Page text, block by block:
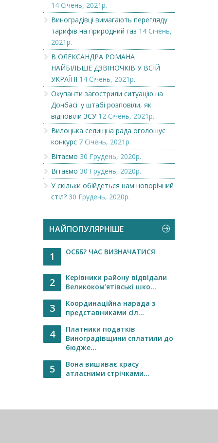
14 Січень, 2021р.
Виноградівці вимагають перегляду
тарифів на природний газ 14 Січень,
2021р.
В ОЛЕКСАНДРА РОМАНА
НАЙБІЛЬШЕ ДЗВІНОЧКІВ У ВСІЙ
УКРАЇНІ 14 Січень, 2021р.
Окупанти загострили ситуацію на
Донбасі: у штабі розповіли, як
відповіли ЗСУ 12 Січень, 2021р.
Вилоцька селищна рада оголошує
конкурс 7 Січень, 2021р.
Вітаємо 30 Грудень, 2020р.
Вітаємо 30 Грудень, 2020р.
У скільки обійдеться нам новорічний
стіл? 30 Грудень, 2020р.
НАЙПОПУЛЯРНІШЕ
1 ОСББ? ЧАС ВИЗНАЧАТИСЯ
2
Керівники району відвідали
Великоком’ятівські шко...
3
Координаційна нарада з
представниками сіл...
4
Платники податків
Виноградівщини сплатили до
бюдже...
5
Вона вишиває красу
атласними стрічками...